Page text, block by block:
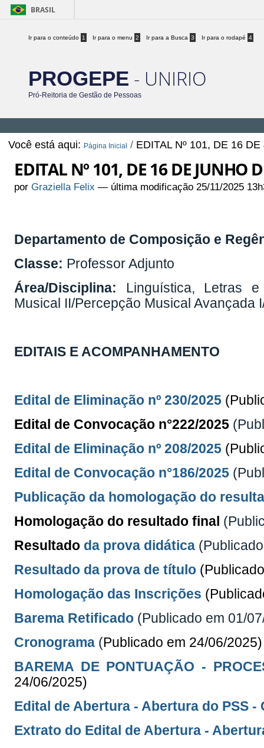
BRASIL
Ir para o conteúdo 1 Ir para o menu 2 Ir para a Busca 3 Ir para o rodapé 4
PROGEPE - UNIRIO
Pró-Reitoria de Gestão de Pessoas
Você está aqui: Página Inicial / EDITAL Nº 101, DE 16
EDITAL Nº 101, DE 16 DE JUNHO
porGraziella Felix — última modificação 25/11/2025
Departamento de Composição e
Classe: Professor Adjunto
Área/Disciplina: Linguística, Letras e
Musical II/Percepção Musical Avançada
EDITAIS E ACOMPANHAMENTO
Edital de Eliminação nº 230/2025
Edital de Convocação n°222/2025
Edital de Eliminação nº 208/2025
Edital de Convocação n°186/2025
Publicação da homologação do
Homologação do resultado final
Resultado da prova didática
Resultado da prova de título
Homologação das Inscrições
Barema Retificado (Publicado em 01/
Cronograma (Publicado em 24/06/2025)
BAREMA DE PONTUAÇÃO -
24/06/2025)
Edital de Abertura - Abertura do PSS
Extrato do Edital de Abertura -